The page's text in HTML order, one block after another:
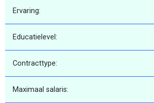
Ervaring:
Educatielevel:
Contracttype:
Maximaal salaris: